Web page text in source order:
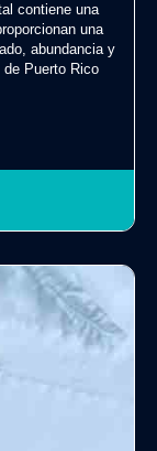
contiene una
una
abundancia y
Puerto Rico